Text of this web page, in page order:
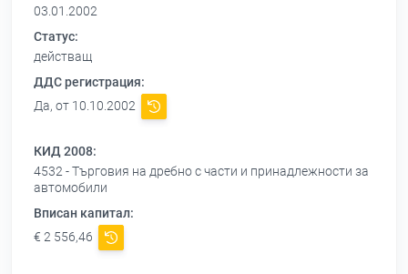
03.01.2002
Статус:
действащ
ДДС регистрация:
Да, от 10.10.2002
КИД 2008:
4532 - Търговия на дребно с части и принадлежности за
автомобили
Вписан капитал:
€ 2 556,46